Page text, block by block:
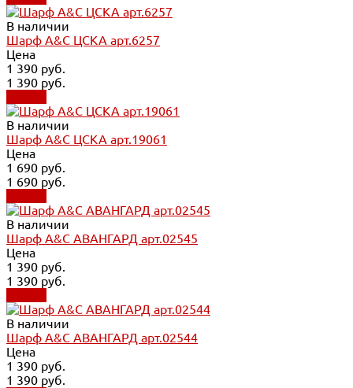
В наличии
Шарф A&C ЦСКА арт.6257
Цена
1 390 руб.
1 390 руб.
В наличии
Шарф A&C ЦСКА арт.19061
Цена
1 690 руб.
1 690 руб.
В наличии
Шарф A&C АВАНГАРД арт.02545
Цена
1 390 руб.
1 390 руб.
В наличии
Шарф A&C АВАНГАРД арт.02544
Цена
1 390 руб.
1 390 руб.